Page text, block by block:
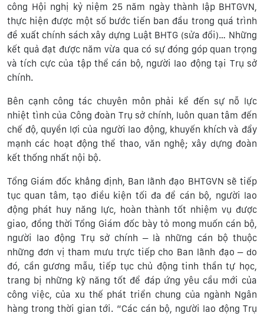
công Hội nghị kỷ niệm 25 năm ngày thành lập BHTGVN,
thực hiện được một số bước tiến ban đầu trong quá trình
đề xuất chính sách xây dựng Luật BHTG (sửa đổi)… Những
kết quả đạt được năm vừa qua có sự đóng góp quan trọng
và tích cực của tập thể cán bộ, người lao động tại Trụ sở
chính.
Bên cạnh công tác chuyên môn phải kể đến sự nỗ lực
nhiệt tình của Công đoàn Trụ sở chính, luôn quan tâm đến
chế độ, quyền lợi của người lao động, khuyến khích và đẩy
mạnh các hoạt động thể thao, văn nghệ; xây dựng đoàn
kết thống nhất nội bộ.
Tổng Giám đốc khẳng định, Ban lãnh đạo BHTGVN sẽ tiếp
tục quan tâm, tạo điều kiện tối đa để cán bộ, người lao
động phát huy năng lực, hoàn thành tốt nhiệm vụ được
giao, đồng thời Tổng Giám đốc bày tỏ mong muốn cán bộ,
người lao động Trụ sở chính – là những cán bộ thuộc
những đơn vị tham mưu trực tiếp cho Ban lãnh đạo – do
đó, cần gương mẫu, tiếp tục chủ động tinh thần tự học,
trang bị những kỹ năng tốt để đáp ứng yêu cầu mới của
công việc, của xu thế phát triển chung của ngành Ngân
hàng trong thời gian tới. “Các cán bộ, người lao động Trụ